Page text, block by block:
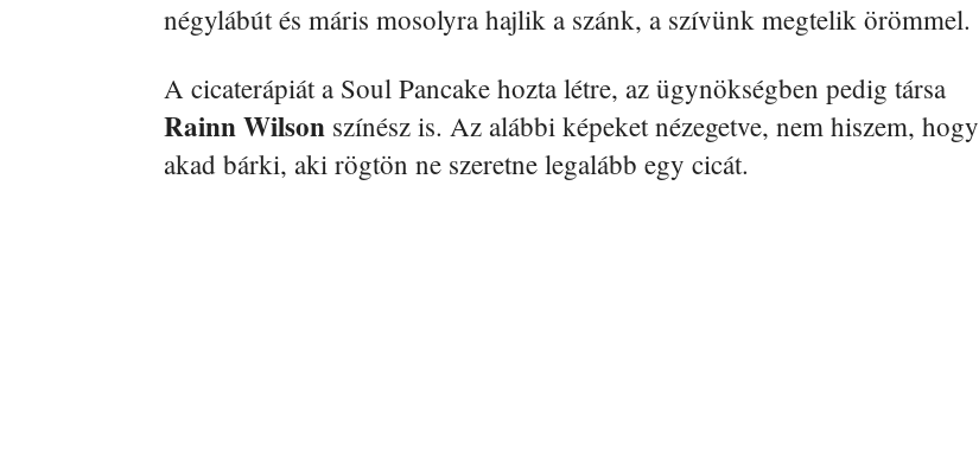
négylábút és máris mosolyra hajlik a szánk, a szívünk megtelik örömmel.
A cicaterápiát a Soul Pancake hozta létre, az ügynökségben pedig társa
Rainn Wilson színész is. Az alábbi képeket nézegetve, nem hiszem, hogy
akad bárki, aki rögtön ne szeretne legalább egy cicát.